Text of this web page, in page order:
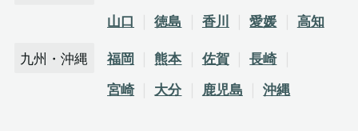
山口
徳島 香川 愛媛 高知
九州・沖縄 福岡 熊本 佐賀
長崎
宮崎
大分 鹿児島 沖縄